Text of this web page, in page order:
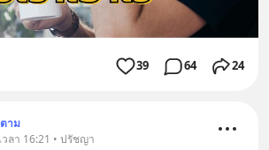
39 64 24
าม
วลา 16:21 • ปรัชญา